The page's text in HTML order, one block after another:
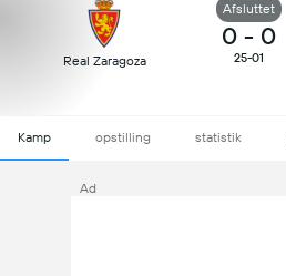
Real Zaragoza
Afsluttet
0 - 0
25-01
Kamp opstilling statistik
Ad